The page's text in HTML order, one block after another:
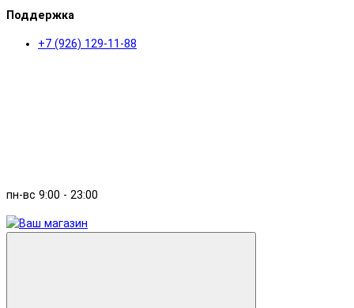
Поддержка
+7 (926) 129-11-88
пн-вс 9:00 - 23:00